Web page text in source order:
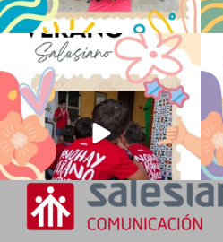
No hay verano sin que sea Salesiano ❤️
💫 en Luz 4
...
0